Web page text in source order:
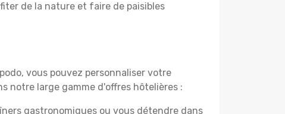
de la nature et faire de paisibles
vous pouvez personnaliser votre
notre large gamme d'offres hôtelières :
gastronomiques ou vous détendre dans